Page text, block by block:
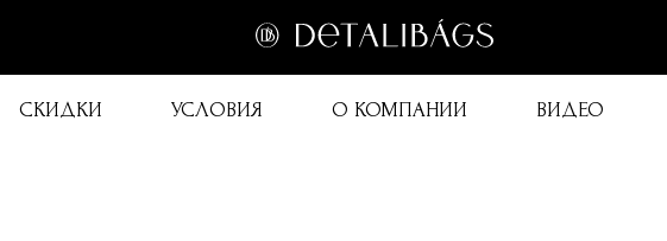
СКИДКИ УСЛОВИЯ О КОМПАНИИ ВИДЕО